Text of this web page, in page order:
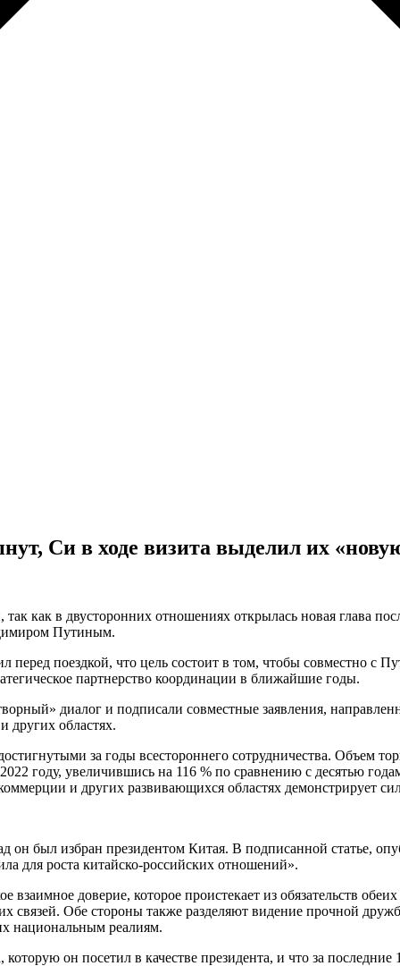
Си в ходе визита выделил их
как в двусторонних отношениях открылась новая глава
Путиным.
перед поездкой, что цель состоит в том, чтобы совместно
партнерство координации в ближайшие годы.
диалог и подписали совместные заявления,
других областях.
за годы всестороннего сотрудничества. Объем
году, увеличившись на 116 % по сравнению с десятью
и других развивающихся областях демонстрирует
он был избран президентом Китая. В подписанной статье,
для роста китайско-российских отношений».
взаимное доверие, которое проистекает из обязательств
связей. Обе стороны также разделяют видение прочной
национальным реалиям.
он посетил в качестве президента, и что за